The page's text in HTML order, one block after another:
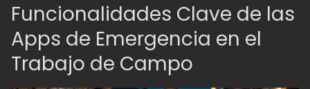
Funcionalidades Clave de las
Apps de Emergencia en el
Trabajo de Campo